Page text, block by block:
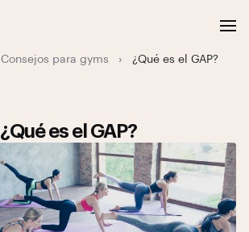
Consejos para gyms › ¿Qué es el GAP?
¿Qué es el GAP?